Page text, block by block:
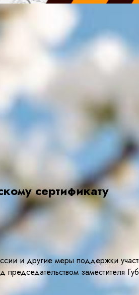
сертификату
и другие меры поддержки
заместителя